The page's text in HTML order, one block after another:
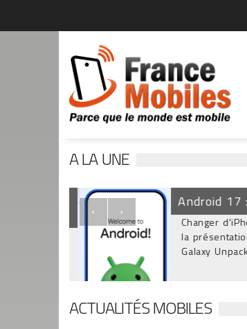
A LA UNE
Android 17
Changer
la
Galaxy
‹ ›
ACTUALITÉS MOBILES